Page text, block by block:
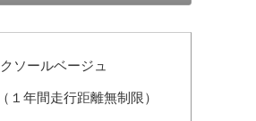
ソールベージュ
１年間走行距離無制限）